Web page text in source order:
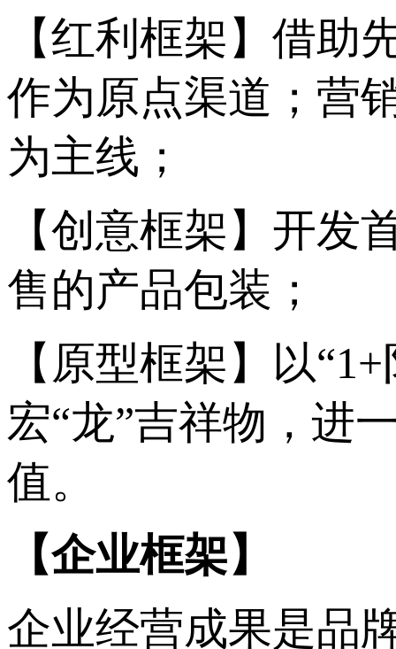
【红利框架】借助
作为原点渠道；营
为主线；
【创意框架】开发
售的产品包装；
【原型框架】以
宏“龙”吉祥物，进
值。
【企业框架】
企业经营成果是品